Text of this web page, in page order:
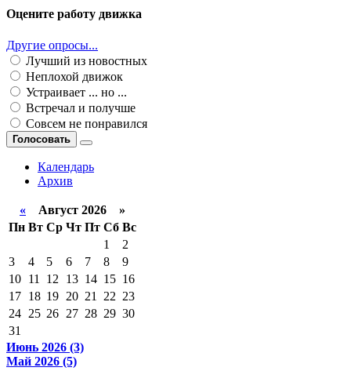
Оцените работу движка
Другие опросы...
Лучший из новостных
Неплохой движок
Устраивает ... но ...
Встречал и получше
Совсем не понравился
Голосовать
Календарь
Архив
« Август 2026 »
Пн Вт Ср Чт Пт Сб Вс
1
2
3
4 5 6 7 8
9
10 11 12 13 14 15 16
17 18 19 20 21 22 23
24 25 26 27 28 29 30
31
Июнь 2026 (3)
Май 2026 (5)